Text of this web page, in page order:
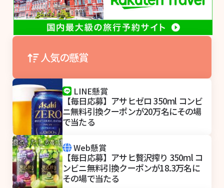
人気の懸賞
LINE懸賞
【毎日応募】アサヒゼロ 350ml コンビ
ニ無料引換クーポンが20万名にその場
で当たる
Web懸賞
【毎日応募】アサヒ贅沢搾り 350ml コ
ンビニ無料引換クーポンが18.3万名に
その場で当たる